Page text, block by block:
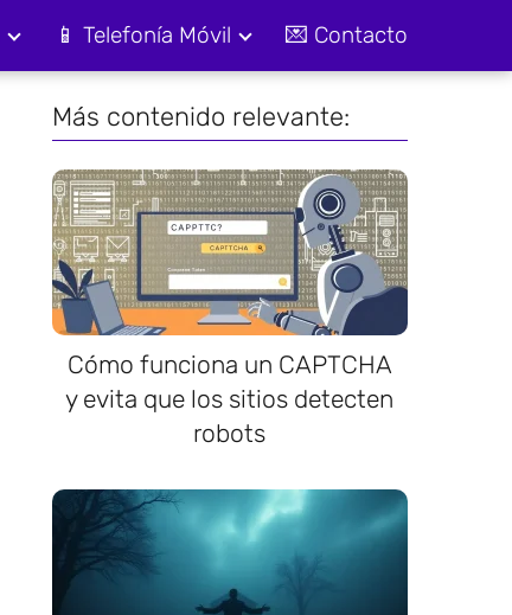
📱 Telefonía Móvil 💌 Contacto
Más contenido relevante:
Cómo funciona un CAPTCHA
y evita que los sitios detecten
robots